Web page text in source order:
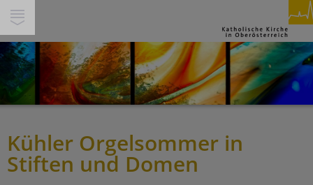
SUCHE
INHALTE
PFARREN
GLAUBEN & FEIERN
Spiritualität
Feiern
THEMEN
Miteinander
SERVICE & HILFE
Kühler Orgelsommer in
Stiften und Domen